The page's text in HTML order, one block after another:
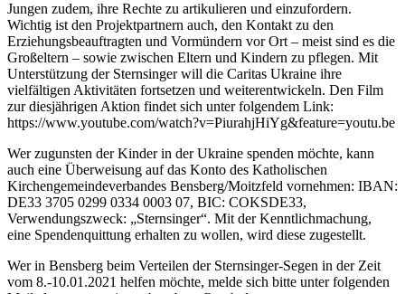
Jungen zudem, ihre Rechte zu artikulieren und einzufordern.
Wichtig ist den Projektpartnern auch, den Kontakt zu den
Erziehungsbeauftragten und Vormündern vor Ort – meist sind es die
Großeltern – sowie zwischen Eltern und Kindern zu pflegen. Mit
Unterstützung der Sternsinger will die Caritas Ukraine ihre
vielfältigen Aktivitäten fortsetzen und weiterentwickeln. Den Film
zur diesjährigen Aktion findet sich unter folgendem Link:
https://www.youtube.com/watch?v=PiurahjHiYg&feature=youtu.be
Wer zugunsten der Kinder in der Ukraine spenden möchte, kann
auch eine Überweisung auf das Konto des Katholischen
Kirchengemeindeverbandes Bensberg/Moitzfeld vornehmen: IBAN:
DE33 3705 0299 0334 0003 07, BIC: COKSDE33,
Verwendungszweck: „Sternsinger“. Mit der Kenntlichmachung,
eine Spendenquittung erhalten zu wollen, wird diese zugestellt.
Wer in Bensberg beim Verteilen der Sternsinger-Segen in der Zeit
vom 8.-10.01.2021 helfen möchte, melde sich bitte unter folgenden